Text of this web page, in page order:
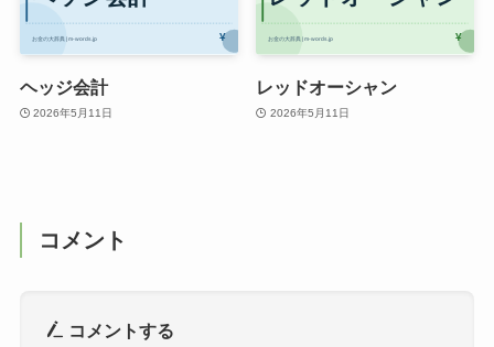
ヘッジ会計
2026年5月11日
レッドオーシャン
2026年5月11日
コメント
コメントする